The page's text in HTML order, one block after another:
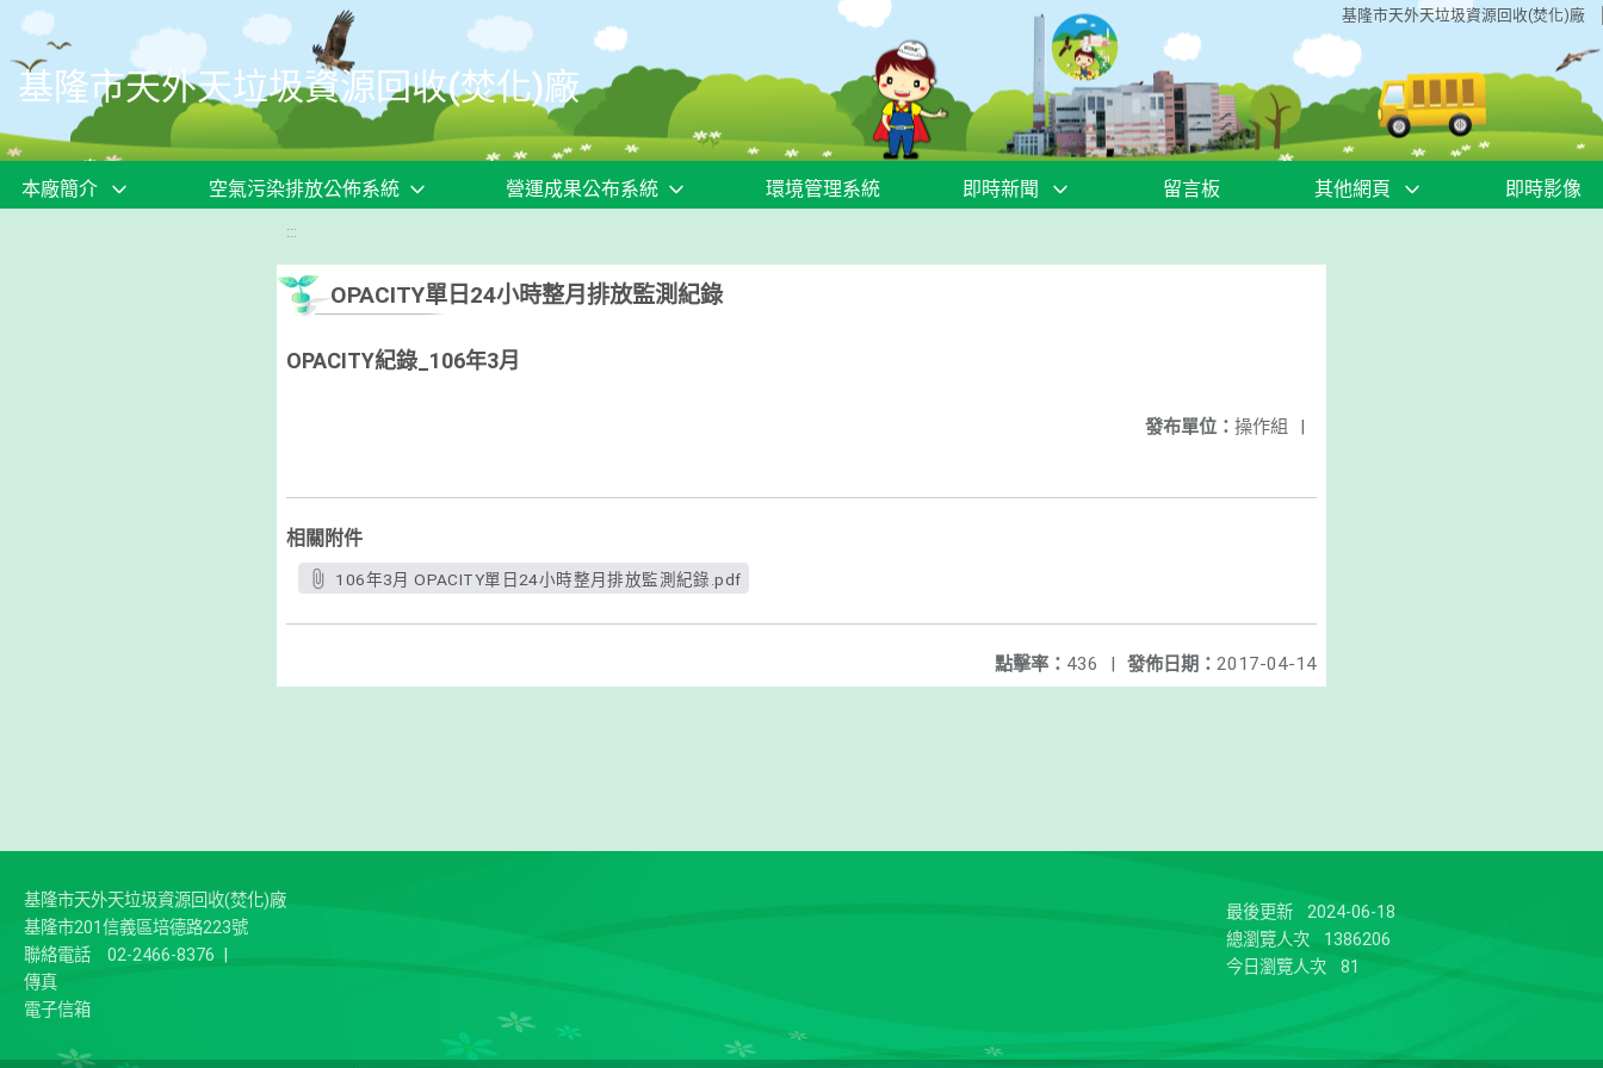
移至網頁之主要內容區位置 基隆市天外天垃圾資源回收(焚化)廠
基隆市天外天垃圾資源回收(焚化)廠
本廠簡介 空氣污染排放公佈系統 營運成果公布系統 環境管理系統 即時新聞 留言板 其他網頁 即時影像
:::
OPACITY單日24小時整月排放監測紀錄
OPACITY紀錄_106年3月
發布單位： 操作組 |
相關附件
106年3月 OPACITY單日24小時整月排放監測紀錄.pdf
發佈日期： 2017-04-14
點擊率： 436 |
基隆市天外天垃圾資源回收(焚化)廠
基隆市201信義區培德路223號
聯絡電話
02-2466-8376
傳真
電子信箱
最後更新
2024-06-18
總瀏覽人次
1386206
今日瀏覽人次
81